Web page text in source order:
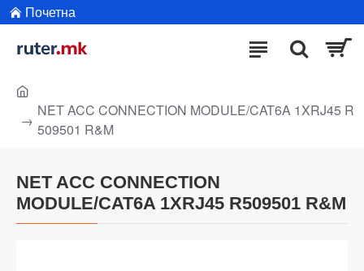
Почетна
NET ACC CONNECTION MODULE/CAT6A 1XRJ45 R
509501 R&M
NET ACC CONNECTION
MODULE/CAT6A 1XRJ45 R509501 R&M